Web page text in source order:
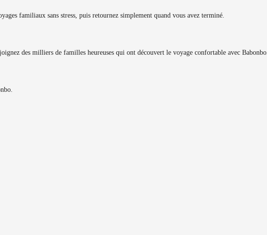
familiaux sans stress, puis retournez simplement quand vous avez terminé.
des milliers de familles heureuses qui ont découvert le voyage confortable avec Babonbo.